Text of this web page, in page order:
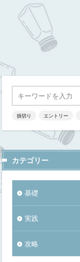
損切り エントリー
カテゴリー
基礎
実践
攻略